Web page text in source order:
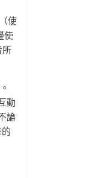
使
使
所
動
論